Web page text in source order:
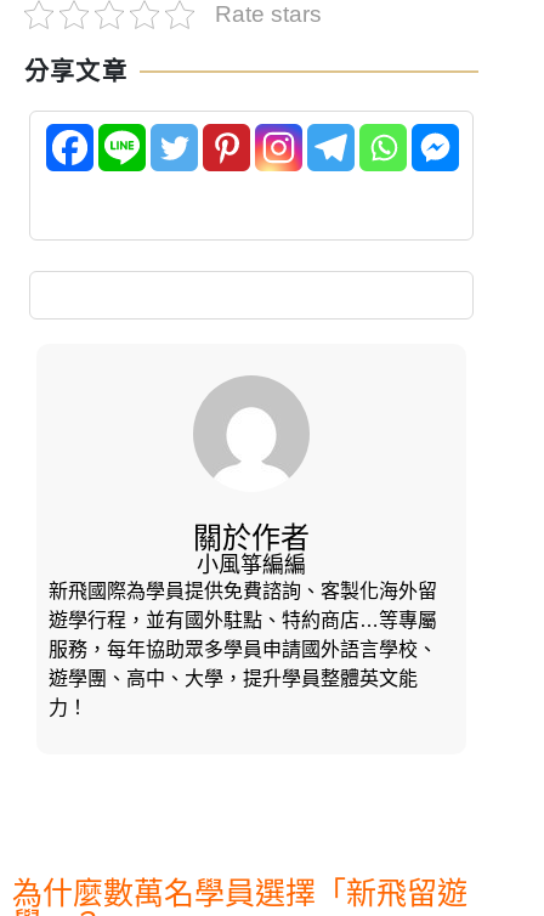
Rate stars
分享文章
關於作者
小風箏編編
新飛國際為學員提供免費諮詢、客製化海外留
遊學行程，並有國外駐點、特約商店…等專屬
服務，每年協助眾多學員申請國外語言學校、
遊學團、高中、大學，提升學員整體英文能
力！
為什麼數萬名學員選擇「新飛留遊